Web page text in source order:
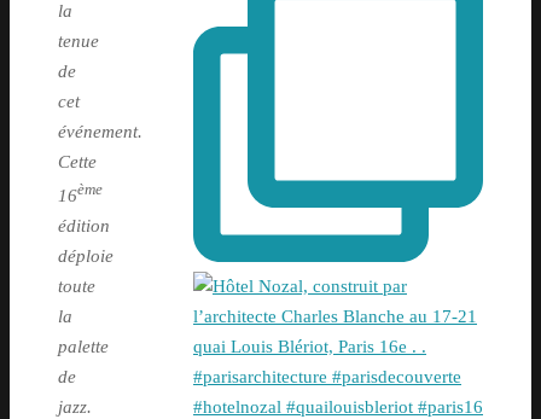
la
tenue
de
cet
événement.
Cette
16ème
édition
déploie
toute
la
palette
de
jazz.